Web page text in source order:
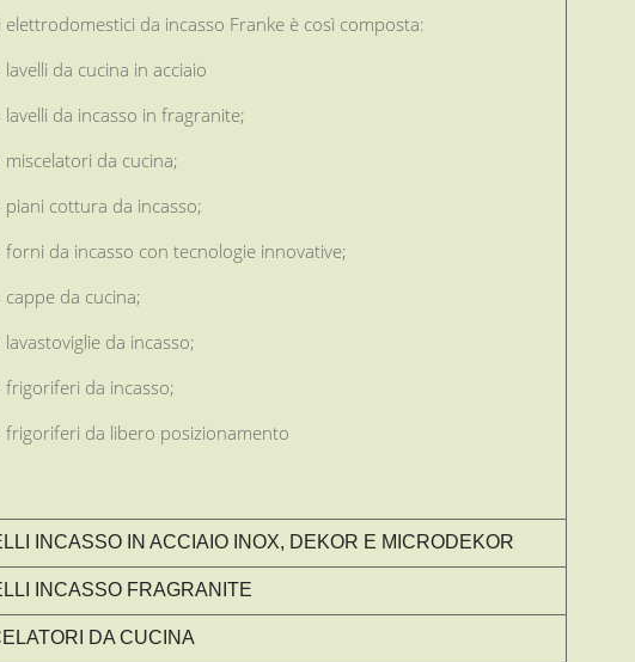
elettrodomestici da incasso Franke è così composta:
lavelli da cucina in acciaio
lavelli da incasso in fragranite;
miscelatori da cucina;
piani cottura da incasso;
forni da incasso con tecnologie innovative;
cappe da cucina;
lavastoviglie da incasso;
frigoriferi da incasso;
frigoriferi da libero posizionamento
INCASSO IN ACCIAIO INOX, DEKOR E MICRODEKOR
INCASSO FRAGRANITE
DA CUCINA